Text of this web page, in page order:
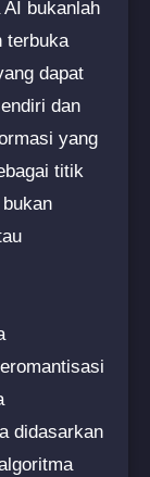
bukanlah
terbuka
dapat
dan
yang
titik
didasarkan